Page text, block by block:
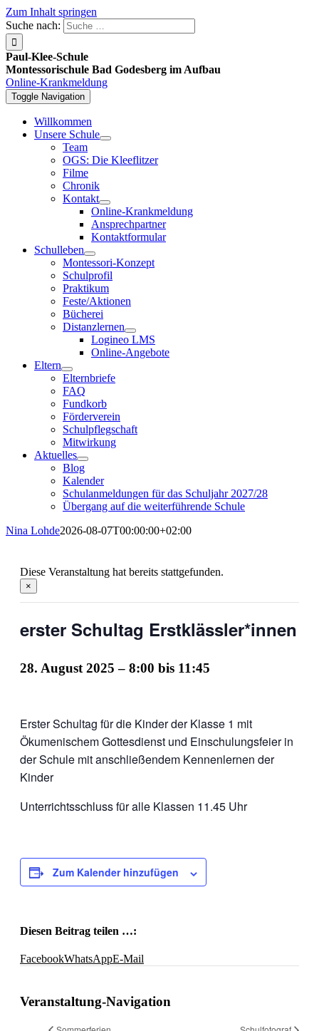
Zum Inhalt springen
Suche nach:
Paul-Klee-Schule
Montessorischule Bad Godesberg im Aufbau
Online-Krankmeldung
Toggle Navigation
Willkommen
Unsere Schule
Team
OGS: Die Kleeflitzer
Filme
Chronik
Kontakt
Online-Krankmeldung
Ansprechpartner
Kontaktformular
Schulleben
Montessori-Konzept
Schulprofil
Praktikum
Feste/Aktionen
Bücherei
Distanzlernen
Logineo LMS
Online-Angebote
Eltern
Elternbriefe
FAQ
Fundkorb
Förderverein
Schulpflegschaft
Mitwirkung
Aktuelles
Blog
Kalender
Schulanmeldungen für das Schuljahr 2027/28
Übergang auf die weiterführende Schule
Nina Lohde2026-08-07T00:00:00+02:00
Diese Veranstaltung hat bereits stattgefunden.
×
erster Schultag Erstklässler*innen
28. August 2025 – 8:00 bis 11:45
Erster Schultag für die Kinder der Klasse 1 mit
ÖkumenischemGottesdienst und Einschulungsfeier in
der Schule mit anschließendem Kennenlernen der
Kinder
Unterrichtsschluss für alle Klassen 11.45 Uhr
Zum Kalender hinzufügen
Diesen Beitrag teilen …:
FacebookWhatsAppE-Mail
Veranstaltung-Navigation